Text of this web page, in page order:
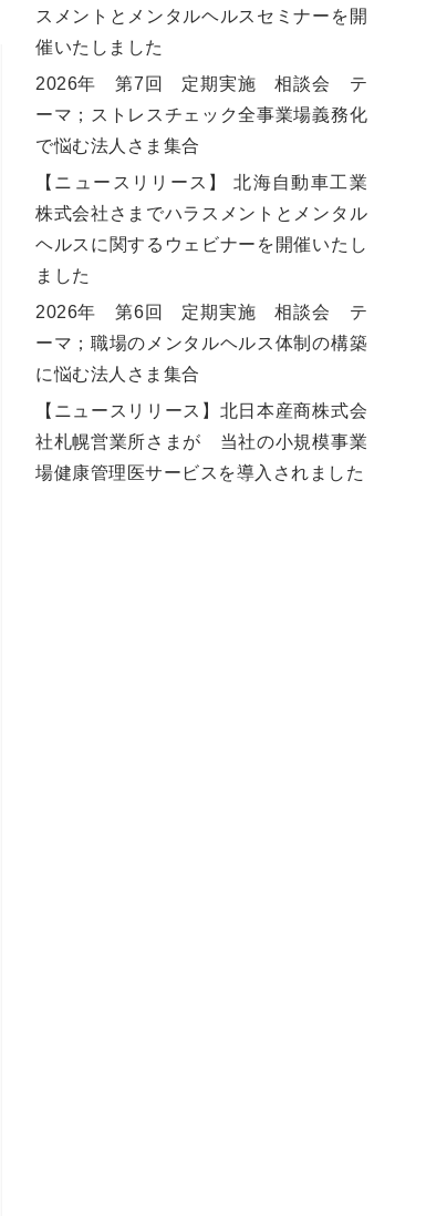
スメントとメンタルヘルスセミナーを開
催いたしました
2026年 第7回 定期実施 相談会 テ
ーマ；ストレスチェック全事業場義務化
で悩む法人さま集合
【ニュースリリース】 北海自動車工業
株式会社さまでハラスメントとメンタル
ヘルスに関するウェビナーを開催いたし
ました
2026年 第6回 定期実施 相談会 テ
ーマ；職場のメンタルヘルス体制の構築
に悩む法人さま集合
【ニュースリリース】北日本産商株式会
社札幌営業所さまが 当社の小規模事業
場健康管理医サービスを導入されました